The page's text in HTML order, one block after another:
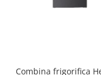
Combina frigorifica